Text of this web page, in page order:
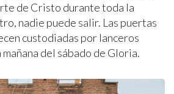
de Cristo durante toda la
nadie puede salir. Las puertas
custodiadas por lanceros
del sábado de Gloria.